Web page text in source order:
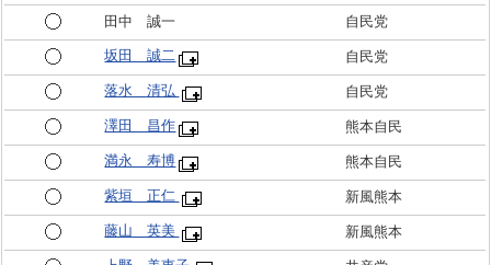
田中 誠一 自民党
坂田 誠二 自民党
落水 清弘 自民党
澤田 昌作 熊本自民
満永 寿博 熊本自民
紫垣 正仁 新風熊本
藤山 英美 新風熊本